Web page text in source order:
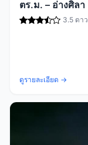
ตร.ม. – อ่างศิลา
3.5 ดาว
ดูรายละเอียด →